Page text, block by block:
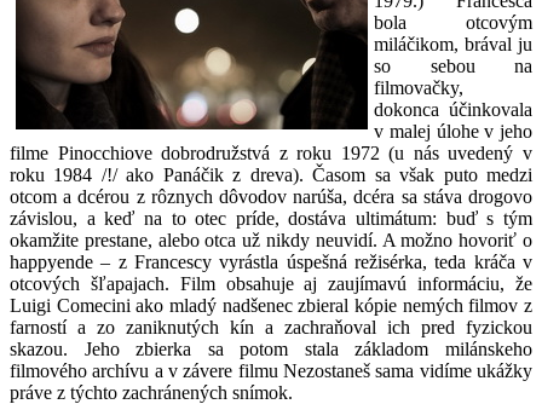
bola otcovým
miláčikom, brával ju
so sebou na
filmovačky,
dokonca účinkovala
v malej úlohe v jeho
filme Pinocchiove dobrodružstvá z roku 1972 (u nás uvedený v
roku 1984 /!/ ako Panáčik z dreva). Časom sa však puto medzi
otcom a dcérou z rôznych dôvodov narúša, dcéra sa stáva drogovo
závislou, a keď na to otec príde, dostáva ultimátum: buď s tým
okamžite prestane, alebo otca už nikdy neuvidí. A možno hovoriť o
happyende – z Francescy vyrástla úspešná režisérka, teda kráča v
otcových šľapajach. Film obsahuje aj zaujímavú informáciu, že
Luigi Comecini ako mladý nadšenec zbieral kópie nemých filmov z
farností a zo zaniknutých kín a zachraňoval ich pred fyzickou
skazou. Jeho zbierka sa potom stala základom milánskeho
filmového archívu a v závere filmu Nezostaneš sama vidíme ukážky
práve z týchto zachránených snímok.